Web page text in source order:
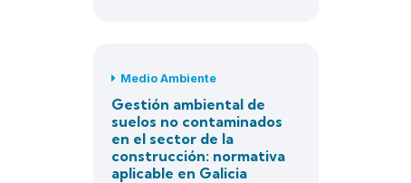
Medio Ambiente
Gestión ambiental de
suelos no contaminados
en el sector de la
construcción: normativa
aplicable en Galicia